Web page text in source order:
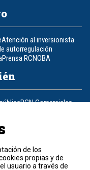
Atención al inversionista
autorregulación
Prensa RCNOBA
RCN Comerciales
92 92
de los
propias y de
usuario a través de